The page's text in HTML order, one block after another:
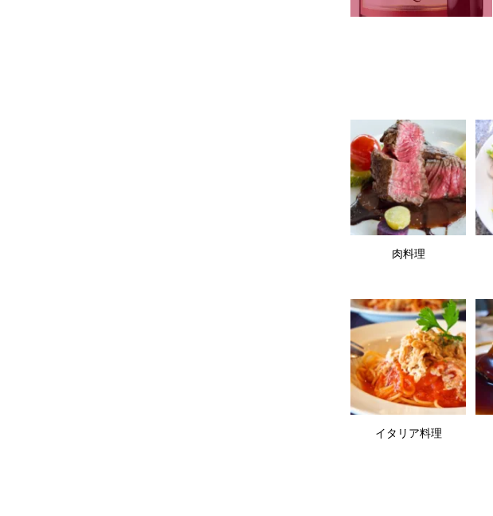
肉料理
イタリア料理